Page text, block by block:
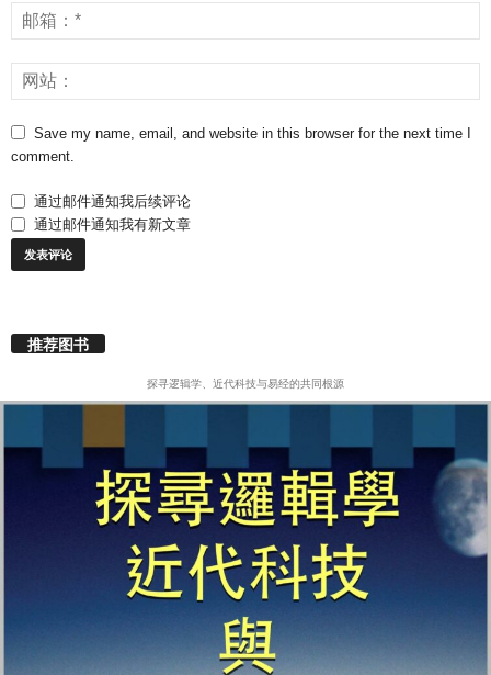
Save my name, email, and website in this browser for the next time I
comment.
通过邮件通知我后续评论
通过邮件通知我有新文章
推荐图书
探寻逻辑学、近代科技与易经的共同根源